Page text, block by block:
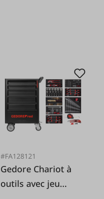
#FA128121
Gedore Chariot à
outils avec jeu